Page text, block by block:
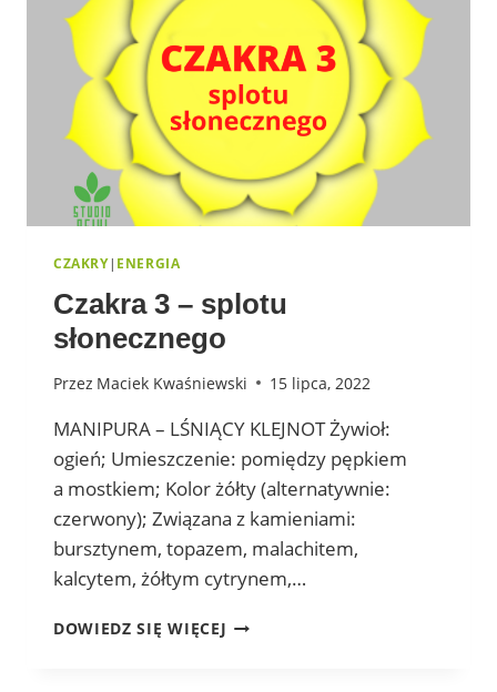
CZAKRY| ENERGIA
Czakra 3 – splotu
słonecznego
Przez Maciek Kwaśniewski 15 lipca, 2022
MANIPURA – LŚNIĄCY KLEJNOT Żywioł:
ogień; Umieszczenie: pomiędzy pępkiem
a mostkiem; Kolor żółty (alternatywnie:
czerwony); Związana z kamieniami:
bursztynem, topazem, malachitem,
kalcytem, żółtym cytrynem,…
DOWIEDZ SIĘ WIĘCEJ CZAKRA